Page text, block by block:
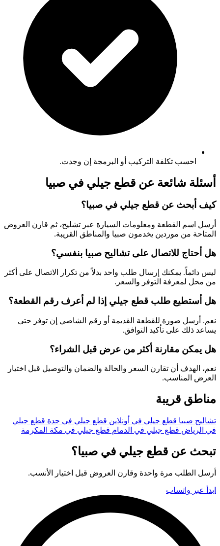
احسب تكلفة التركيب أو البرمجة إن وجدت.
أسئلة شائعة عن قطع جيلي في صبيا
كيف أبحث عن قطع جيلي في صبيا؟
أرسل اسم القطعة ومعلومات السيارة عبر تشليح، ثم قارن العروض
المتاحة من موردين يخدمون صبيا والمناطق القريبة.
هل أحتاج للاتصال على تشاليح صبيا بنفسي؟
ليس دائماً. يمكنك إرسال طلب واحد بدلاً من تكرار الاتصال على أكثر
من محل لمعرفة التوفر والسعر.
هل أستطيع طلب قطع جيلي إذا لم أعرف رقم القطعة؟
نعم. أرسل صورة للقطعة القديمة أو رقم الشاصي إن توفر حتى
يساعد ذلك على تأكيد التوافق.
هل يمكن مقارنة أكثر من عرض قبل الشراء؟
نعم، الهدف أن تقارن السعر والحالة والضمان والتوصيل قبل اختيار
العرض المناسب.
مناطق قريبة
تشاليح صبيا قطع جيلي في أونلاين قطع جيلي في جدة قطع جيلي
في الرياض قطع جيلي في الدمام قطع جيلي في مكة المكرمة
تبحث عن قطع جيلي في صبيا؟
أرسل الطلب مرة واحدة وقارن العروض قبل اختيار الأنسب.
ابدأ عبر واتساب